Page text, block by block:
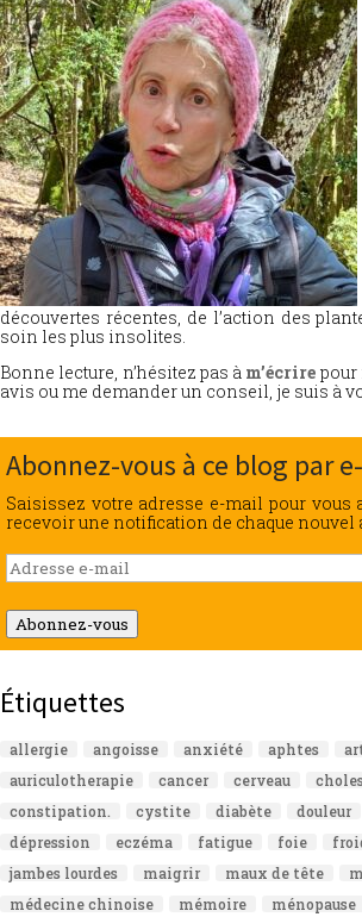
découvertes récentes, de l’action des
soin les plus insolites.
Bonne lecture, n’hésitez pas à m’écrire pour
avis ou me demander un conseil, je suis à
Abonnez-vous à ce blog par
Saisissez votre adresse e-mail pour vous
recevoir une notification de chaque nouvel
Adresse
e-
mail
Abonnez-vous
Étiquettes
allergie angoisse anxiété aphtes
auriculotherapie
cancer cerveau
constipation.
cystite diabète douleur
dépression
eczéma fatigue foie
jambes lourdes
maigrir maux de tête
médecine chinoise
mémoire ménopause